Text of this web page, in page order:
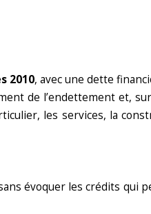
2010, avec une dette
de l’endettement et,
les services, la
évoquer les crédits qui